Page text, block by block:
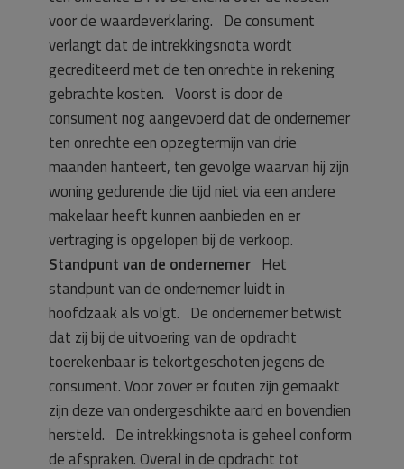
voor de waardeverklaring. De consument
verlangt dat de intrekkingsnota wordt
gecrediteerd met de ten onrechte in rekening
gebrachte kosten. Voorst is door de
consument nog aangevoerd dat de ondernemer
ten onrechte een opzegtermijn van drie
maanden hanteert, ten gevolge waarvan hij zijn
woning gedurende die tijd niet via een andere
makelaar heeft kunnen aanbieden en er
vertraging is opgelopen bij de verkoop.
Standpunt van de ondernemer Het
standpunt van de ondernemer luidt in
hoofdzaak als volgt. De ondernemer betwist
dat zij bij de uitvoering van de opdracht
toerekenbaar is tekortgeschoten jegens de
consument. Voor zover er fouten zijn gemaakt
zijn deze van ondergeschikte aard en bovendien
hersteld. De intrekkingsnota is geheel conform
de afspraken. Overal in de opdracht tot